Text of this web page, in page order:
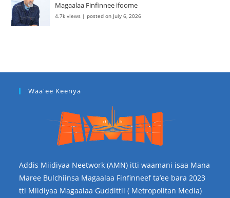
Magaalaa Finfinnee ifoome
4.7k views |posted on July 6, 2026
Waa'ee Keenya
Addis Miidiyaa Neetwork (AMN) itti waamani isaa Mana
Maree Bulchiinsa Magaalaa Finfinneef ta’ee bara 2023
tti Miidiyaa Magaalaa Guddittii ( Metropolitan Media)